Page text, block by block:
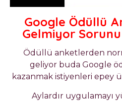
Google Ödüllü
Gelmiyor Sorunu
Ödüllü anketlerden
geliyor buda Google
kazanmak istiyenleri epey
Aylardır uygulamayı